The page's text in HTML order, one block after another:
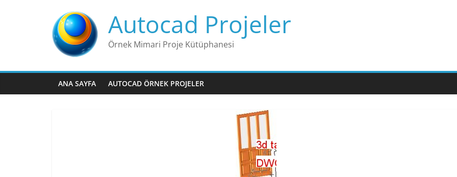
Autocad Projeler
Örnek Mimari Proje Kütüphanesi
ANA SAYFA AUTOCAD ÖRNEK PROJELER